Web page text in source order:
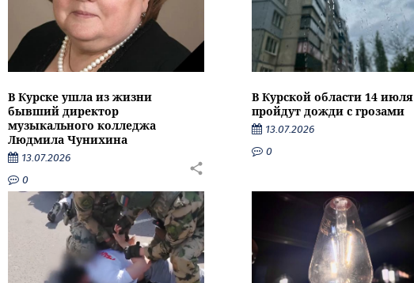
В Курске ушла из жизни
бывший директор
музыкального колледжа
Людмила Чунихина
13.07.2026
0
В Курской области 14 июля
пройдут дожди с грозами
13.07.2026
0